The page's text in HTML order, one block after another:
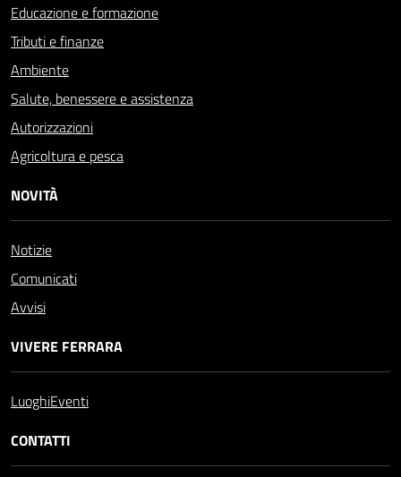
Educazione e formazione
Tributi e finanze
Ambiente
Salute, benessere e assistenza
Autorizzazioni
Agricoltura e pesca
NOVITÀ
Notizie
Comunicati
Avvisi
VIVERE FERRARA
LuoghiEventi
CONTATTI